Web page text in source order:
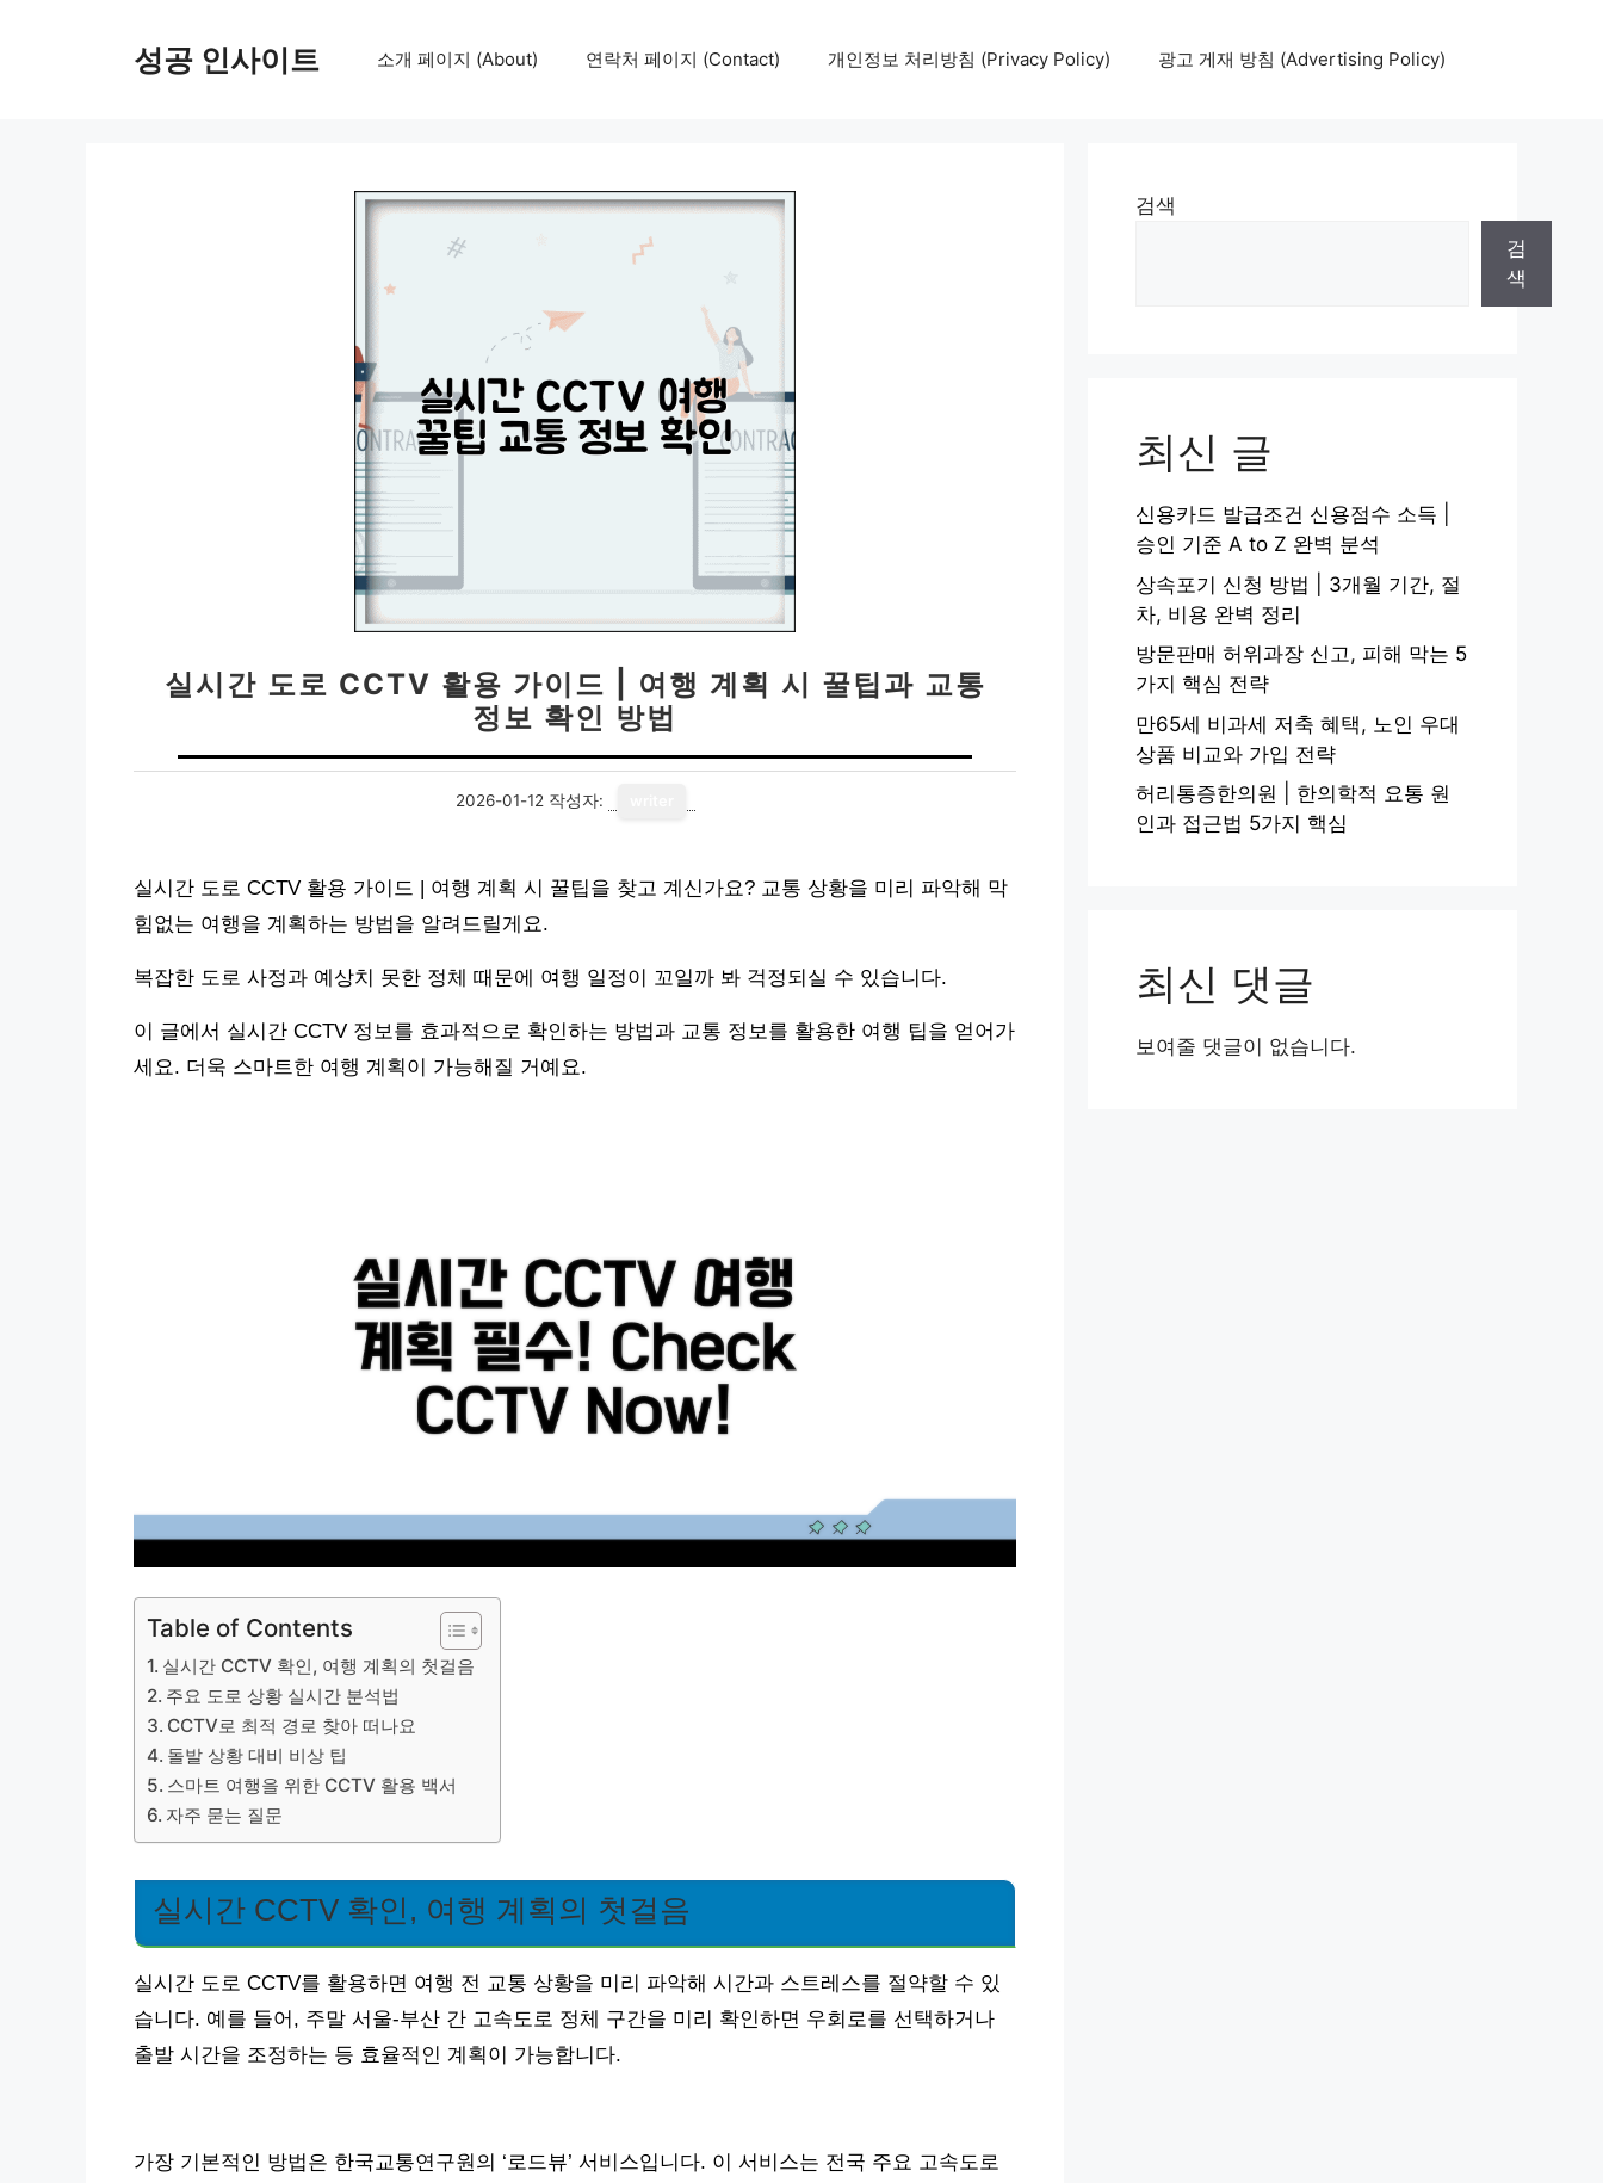
성공 인사이트 소개 페이지 (About) 연락처 페이지 (Contact) 개인정보 처리방침 (Privacy Policy) 광고 게재 방침 (Advertising Policy)
실시간 도로 CCTV 활용 가이드 | 여행 계획 시 꿀팁과 교통
정보 확인 방법
2026-01-12 작성자:
실시간 도로 CCTV 활용 가이드 | 여행 계획 시 꿀팁을 찾고 계신가요? 교통 상황을 미리 파악해 막
힘없는 여행을 계획하는 방법을 알려드릴게요.
복잡한 도로 사정과 예상치 못한 정체 때문에 여행 일정이 꼬일까 봐 걱정되실 수 있습니다.
이 글에서 실시간 CCTV 정보를 효과적으로 확인하는 방법과 교통 정보를 활용한 여행 팁을 얻어가
세요. 더욱 스마트한 여행 계획이 가능해질 거예요.
Table of Contents
실시간 CCTV 확인, 여행 계획의 첫걸음
주요 도로 상황 실시간 분석법
CCTV로 최적 경로 찾아 떠나요
돌발 상황 대비 비상 팁
스마트 여행을 위한 CCTV 활용 백서
자주 묻는 질문
실시간 CCTV 확인, 여행 계획의 첫걸음
실시간 도로 CCTV를 활용하면 여행 전 교통 상황을 미리 파악해 시간과 스트레스를 절약할 수 있
습니다. 예를 들어, 주말 서울-부산 간 고속도로 정체 구간을 미리 확인하면 우회로를 선택하거나
출발 시간을 조정하는 등 효율적인 계획이 가능합니다.
가장 기본적인 방법은 한국교통연구원의 ‘로드뷰’ 서비스입니다. 이 서비스는 전국 주요 고속도로
검색
검
색
최신 글
신용카드 발급조건 신용점수 소득 |
승인 기준 A to Z 완벽 분석
상속포기 신청 방법 | 3개월 기간, 절
차, 비용 완벽 정리
방문판매 허위과장 신고, 피해 막는 5
가지 핵심 전략
만65세 비과세 저축 혜택, 노인 우대
상품 비교와 가입 전략
허리통증한의원 | 한의학적 요통 원
인과 접근법 5가지 핵심
최신 댓글
보여줄 댓글이 없습니다.